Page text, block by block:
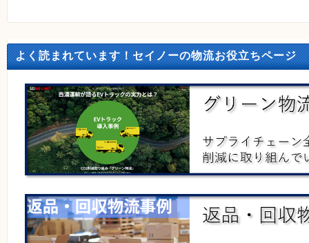
よく読まれています！セイノーの物流お役立ちページ